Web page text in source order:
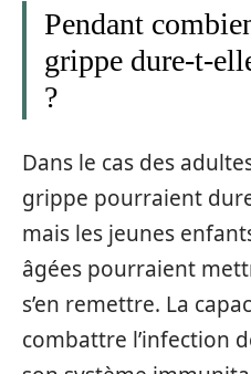
Pendant
grippe dure-t-
?
Dans le cas des
grippe pourraient
mais les jeunes
âgées pourraient
s’en remettre. La
combattre l’infection